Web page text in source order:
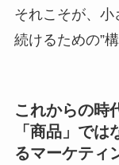
それこそが、
続けるための”
これからの時
「商品」で
るマーケティ